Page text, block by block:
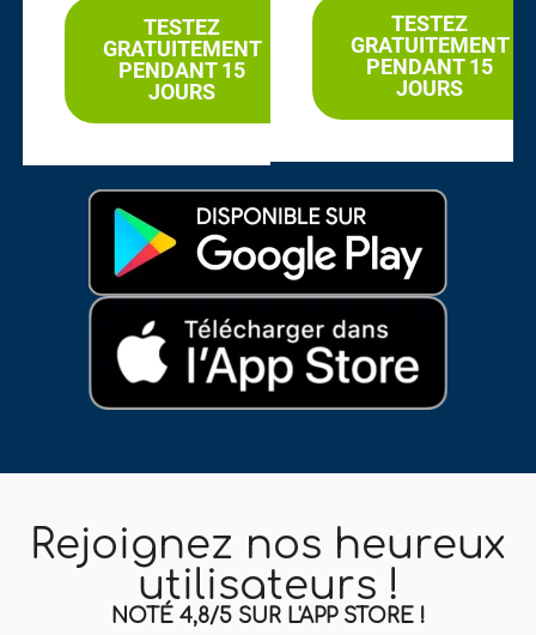
TESTEZ
GRATUITEMENT
PENDANT 15
JOURS
TESTEZ
GRATUITEMENT
PENDANT 15
JOURS
Rejoignez nos heureux
utilisateurs !
NOTÉ 4,8/5 SUR L'APP STORE !